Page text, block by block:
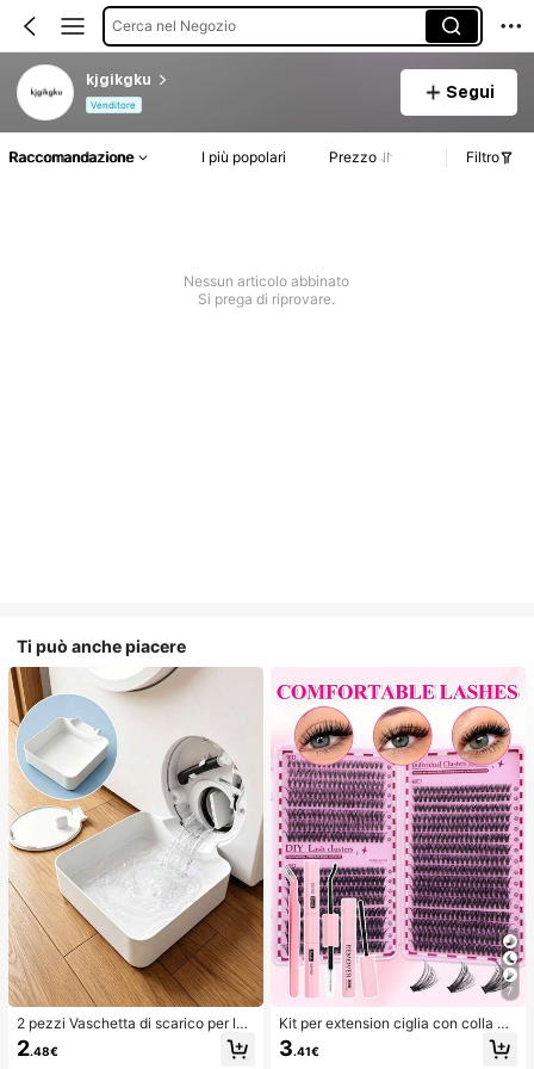
Cerca nel Negozio
kjgikgku
Venditore
Segui
Raccomandazione I più popolari Prezzo Filtro
Nessun articolo abbinato
Si prega di riprovare.
Ti può anche piacere
2 pezzi Vaschetta di scarico per lav
atrice, Tappetino di protezione imp
ermeabile per pavimento della lava
2.48€
7
Kit per extension ciglia con colla a
doppia estremità/640 ciuffi di ciglia
finte in visone sintetico fai-da-te, ri
3.41€